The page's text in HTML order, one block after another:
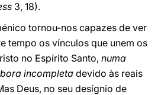
3, 18).
tornou-nos capazes de ver
tempo os vínculos que unem os
no Espírito Santo, numa
incompleta devido às reais
Deus, no seu desígnio de